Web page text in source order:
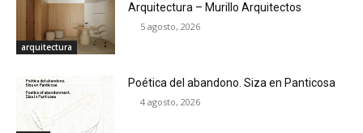
arquitectura
Arquitectura – Murillo Arquitectos
5 agosto, 2026
Poética del abandono. Siza en Panticosa
4 agosto, 2026